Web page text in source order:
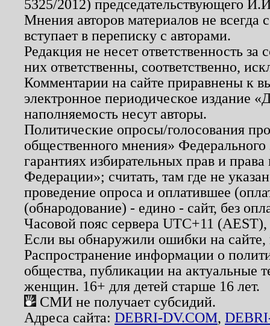
5325/2012) председательствующего
Мнения авторов материалов не
вступает в переписку с авторами.
Редакция не несет ответственность
них ответственны, соответственно,
Комментарии на сайте приравнены к
электронное периодическое издание
наполняемость несут авторы.
Политические опросы/голосования
общественного мнения»
гарантиях избирательных прав и
Федерации»; считать, там где не
проведение опроса и оплатившее
(обнародование) - едино - сайт, без
Часовой пояс сервера UTC+11
Если вы обнаружили ошибки на
Распространение информации о
общества, публикации на актуальные
женщин. 16+ для детей старше 16 лет.
СМИ не получает субсидий.
Адреса сайта: DEBRI-DV.COM,